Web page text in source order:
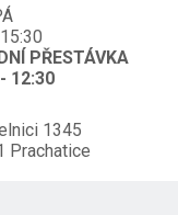
PŘESTÁVKA
12:30
1345
Prachatice